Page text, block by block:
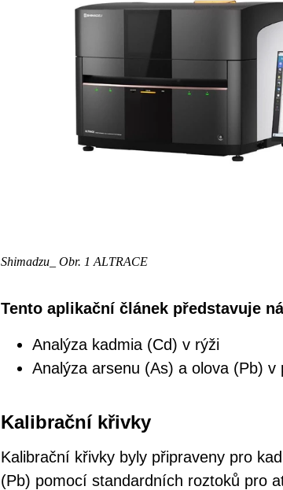
Shimadzu_ Obr. 1 ALTRACE
Tento aplikační článek představuje
Analýza kadmia (Cd) v rýži
Analýza arsenu (As) a olova (Pb) v
Kalibrační křivky
Kalibrační křivky byly připraveny pro
(Pb) pomocí standardních roztoků pro